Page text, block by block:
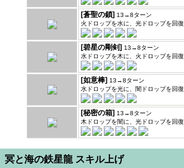
[蒼聖の鎖] 13→8ターン
火ドロップを水に、光ドロップを回
[碧星の剛剣] 13→8ターン
水ドロップを木に、火ドロップを回
[如意棒] 13→8ターン
水ドロップを光に、闇ドロップを回
[秘密の箱] 13→8ターン
木ドロップを闇に、光ドロップを回
冥と海の鉄星龍 スキル上げ